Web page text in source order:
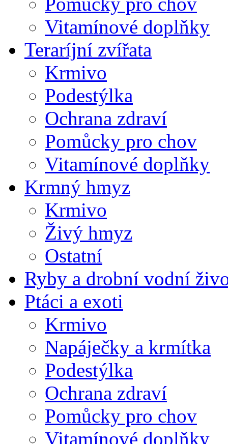
Vitamínové doplňky
Teraríjní zvířata
Krmivo
Podestýlka
Ochrana zdraví
Pomůcky pro chov
Vitamínové doplňky
Krmný hmyz
Krmivo
Živý hmyz
Ostatní
Ryby a drobní vodní
Ptáci a exoti
Krmivo
Napáječky a krmítka
Podestýlka
Ochrana zdraví
Pomůcky pro chov
Vitamínové doplňky